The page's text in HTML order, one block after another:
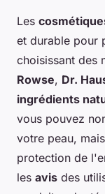
Les
et durable pour
choisissant des
Rowse, Dr.
ingrédients
vous pouvez
votre peau,
protection de
les avis des